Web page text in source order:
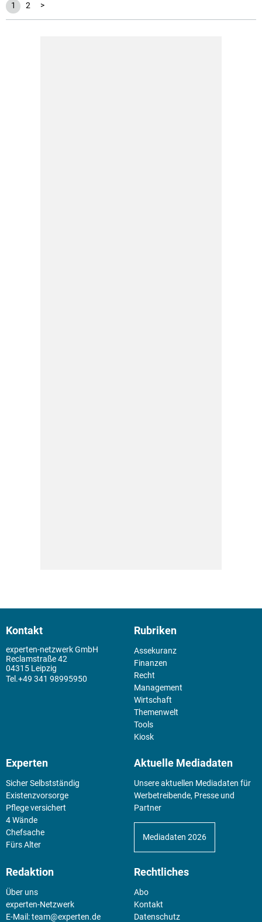
1 2 >
Kontakt
experten-netzwerk GmbH
Reclamstraße 42
04315 Leipzig
+49 341 98995950
Rubriken
Assekuranz
Finanzen
Recht
Management
Wirtschaft
Themenwelt
Tools
Kiosk
Experten
Sicher Selbstständig
Existenz­vorsorge
Pflege versichert
4 Wände
Chefsache
Fürs Alter
Aktuelle Mediadaten
Unsere aktuellen Mediadaten für
Werbetreibende, Presse und
Partner
Mediadaten 2026
Redaktion
Über uns
experten-Netzwerk
E-Mail:team@experten.de
Rechtliches
Abo
Kontakt
Datenschutz